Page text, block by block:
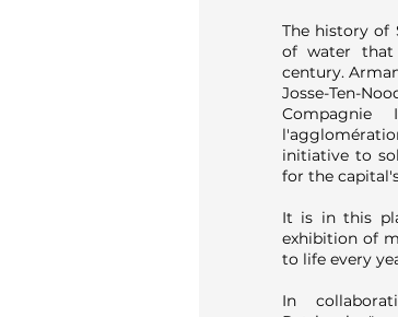
The history of
of water
century.
Josse-Ten-
Compagnie
initiative to
for the
It is in this
exhibition of
to life every
In